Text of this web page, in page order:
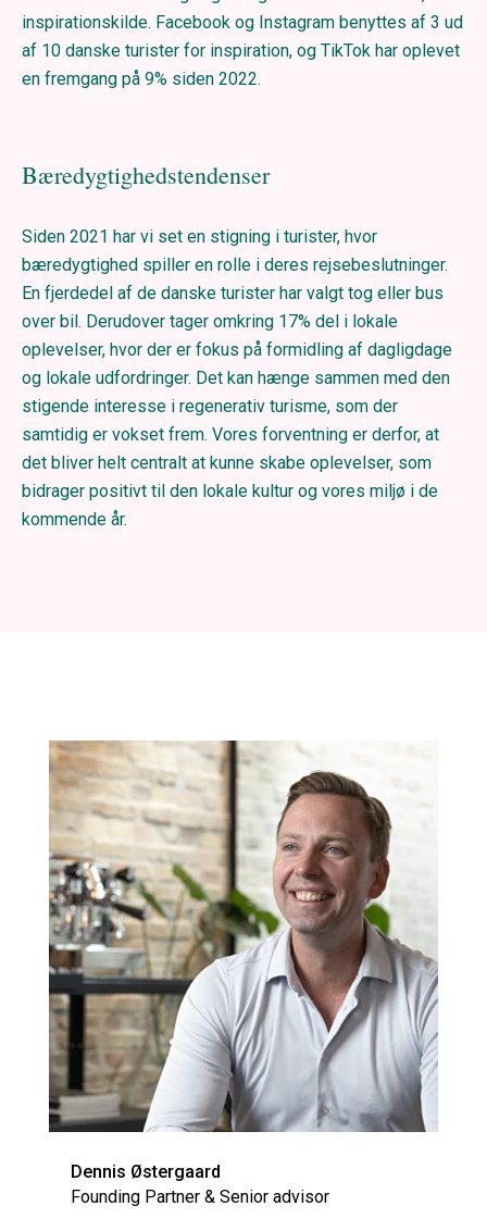
inspirationskilde. Facebook og Instagram benyttes af 3 ud
af 10 danske turister for inspiration, og TikTok har oplevet
en fremgang på 9% siden 2022.
Bæredygtighedstendenser
Siden 2021 har vi set en stigning i turister, hvor
bæredygtighed spiller en rolle i deres rejsebeslutninger.
En fjerdedel af de danske turister har valgt tog eller bus
over bil. Derudover tager omkring 17% del i lokale
oplevelser, hvor der er fokus på formidling af dagligdage
og lokale udfordringer. Det kan hænge sammen med den
stigende interesse i regenerativ turisme, som der
samtidig er vokset frem. Vores forventning er derfor, at
det bliver helt centralt at kunne skabe oplevelser, som
bidrager positivt til den lokale kultur og vores miljø i de
kommende år.
Dennis Østergaard
Founding Partner & Senior advisor